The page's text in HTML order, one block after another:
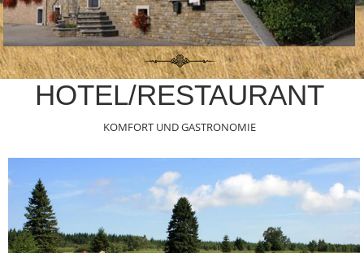
HOTEL/RESTAURANT
KOMFORT UND GASTRONOMIE